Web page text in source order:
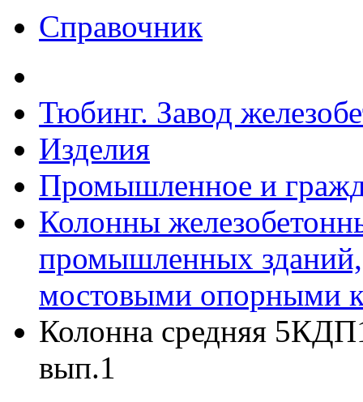
Справочник
Тюбинг. Завод
Изделия
Промышленное и
Колонны
промышленных
мостовыми опорными
Колонна средняя
вып.1